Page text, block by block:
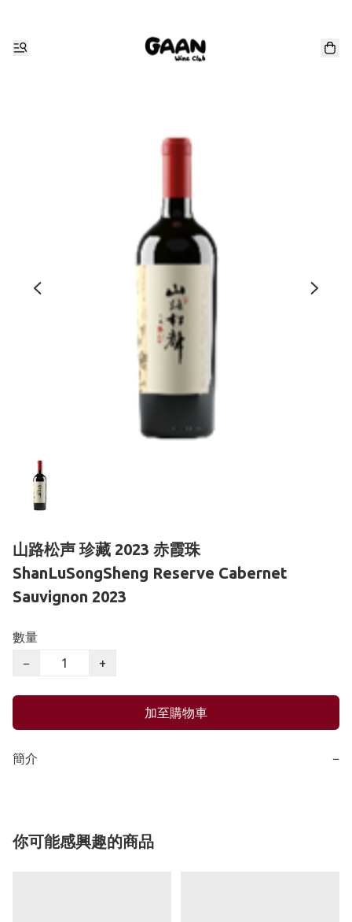
山路松声 珍藏 2023 赤霞珠
ShanLuSongSheng Reserve Cabernet
Sauvignon 2023
數量
−
+
加至購物車
簡介 −
你可能感興趣的商品